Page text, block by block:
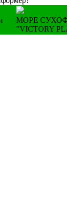
МОРЕ
"VICTORY